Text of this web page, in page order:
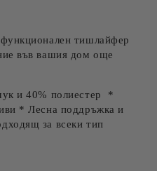
тишлайфер
във вашия дом още
и 40% полиестер *
* Лесна поддръжка и
за всеки тип